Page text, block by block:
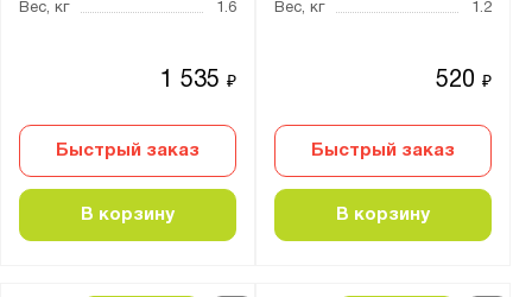
Вес, кг
1.6
1 535₽
Быстрый заказ
В корзину
Вес, кг
1.2
520₽
Быстрый заказ
В корзину
Ай-Пласт
Тара.ру
Показать